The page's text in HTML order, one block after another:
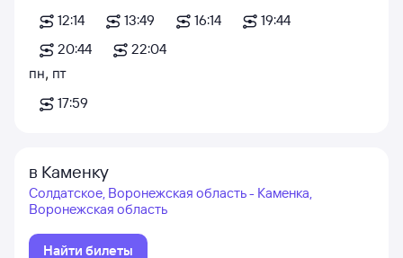
12:14
13:49 16:14
19:44
20:44
22:04
пн, пт
17:59
в Каменку
Солдатское, Воронежская область - Каменка,
Воронежская область
Найти билеты